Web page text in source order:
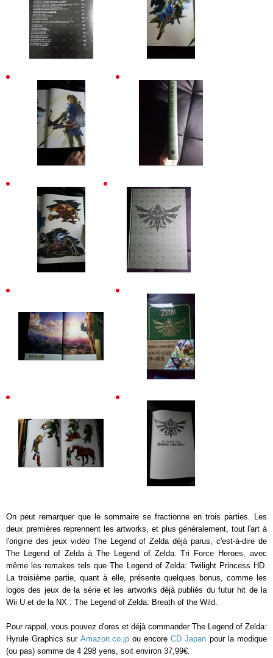
On peut remarquer que le sommaire se fractionne en trois parties. Les
deux premières reprennent les artworks, et plus généralement, tout l'art à
l'origine des jeux vidéo The Legend of Zelda déjà parus, c'est-à-dire de
The Legend of Zelda à The Legend of Zelda: Tri Force Heroes, avec
même les remakes tels que The Legend of Zelda: Twilight Princess HD.
La troisième partie, quant à elle, présente quelques bonus, comme les
logos des jeux de la série et les artworks déjà publiés du futur hit de la
Wii U et de la NX : The Legend of Zelda: Breath of the Wild.
Pour rappel, vous pouvez d'ores et déjà commander The Legend of Zelda:
Hyrule Graphics sur Amazon.co.jpou encoreCD Japan pour la modique
(ou pas) somme de 4 298 yens, soit environ 37,99€.